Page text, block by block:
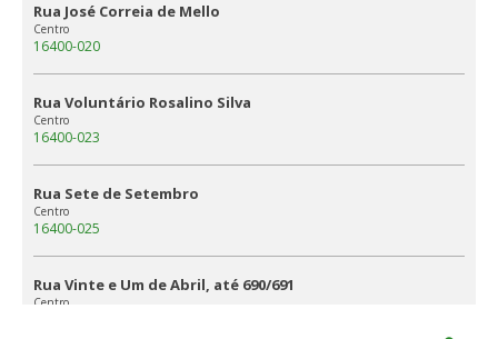
Rua José Correia de Mello
Centro
16400-020
Rua Voluntário Rosalino Silva
Centro
16400-023
Rua Sete de Setembro
Centro
16400-025
Rua Vinte e Um de Abril, até 690/691
Centro